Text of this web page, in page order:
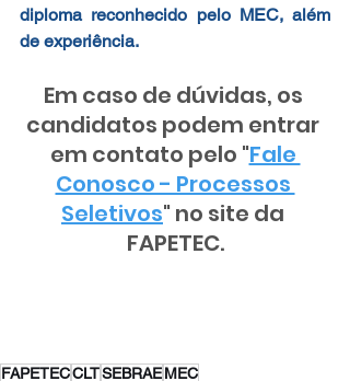
diploma reconhecido pelo MEC, além
de experiência.
Em caso de dúvidas, os
candidatos podem entrar
em contato pelo "Fale
Conosco - Processos
Seletivos" no site da
FAPETEC.
FAPETECCLTSEBRAEMEC